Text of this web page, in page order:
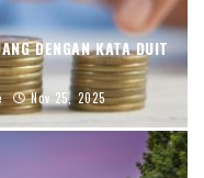
DENGAN KATA DUIT
Nov 25, 2025